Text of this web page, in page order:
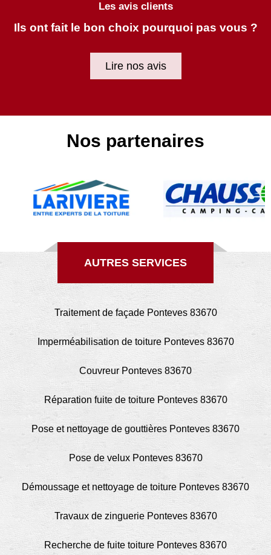
Les avis clients
Ils ont fait le bon choix pourquoi pas vous ?
Lire nos avis
Nos partenaires
AUTRES SERVICES
Traitement de façade Ponteves 83670
Imperméabilisation de toiture Ponteves 83670
Couvreur Ponteves 83670
Réparation fuite de toiture Ponteves 83670
Pose et nettoyage de gouttières Ponteves 83670
Pose de velux Ponteves 83670
Démoussage et nettoyage de toiture Ponteves 83670
Travaux de zinguerie Ponteves 83670
Recherche de fuite toiture Ponteves 83670